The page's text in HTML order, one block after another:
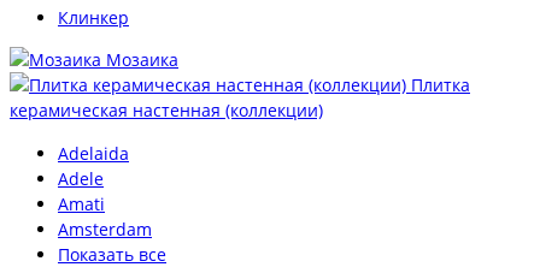
Клинкер
Мозаика
Плитка
керамическая настенная (коллекции)
Adelaida
Adele
Amati
Amsterdam
Показать все